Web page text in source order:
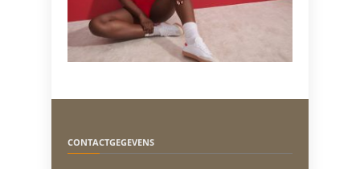
CONTACTGEGEVENS